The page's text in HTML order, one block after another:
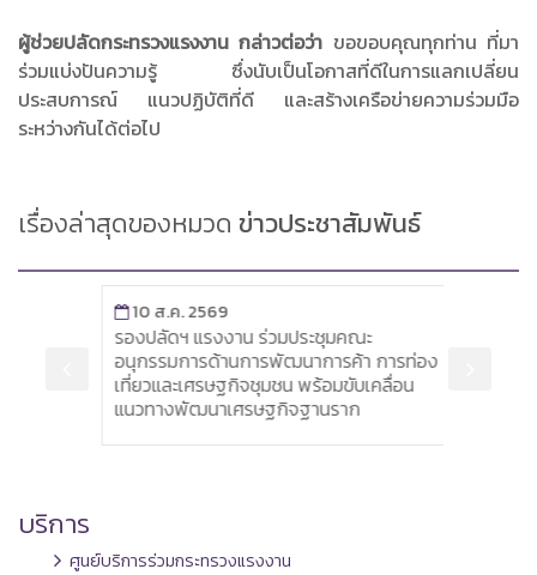
ผู้ช่วยปลัดกระทรวงแรงงาน กล่าวต่อว่า ขอขอบคุณทุกท่าน ที่มา
ร่วมแบ่งปันความรู้ ซึ่งนับเป็นโอกาสที่ดีในการแลกเปลี่ยน
ประสบการณ์ แนวปฏิบัติที่ดี และสร้างเครือข่ายความร่วมมือ
ระหว่างกันได้ต่อไป
เรื่องล่าสุดของหมวด ข่าวประชาสัมพันธ์
10 ส.ค. 2569
รองปลัดฯ แรงงาน ร่วมประชุมคณะ
อนุกรรมการด้านการพัฒนาการค้า การท่อง
เที่ยวและเศรษฐกิจชุมชน พร้อมขับเคลื่อน
แนวทางพัฒนาเศรษฐกิจฐานราก
บริการ
ศูนย์บริการร่วมกระทรวงแรงงาน